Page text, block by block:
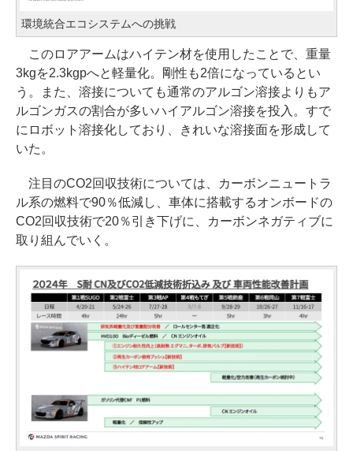
環境統合エコシステムへの挑戦
このロアアームはハイテン材を使用したことで、重量
3kgを2.3kgpへと軽量化。剛性も2倍になっているとい
う。また、溶接についても通常のアルゴン溶接よりもア
ルゴンガスの割合が多いハイアルゴン溶接を投入。すで
にロボット溶接化しており、きれいな溶接面を形成して
いた。
注目のCO2回収技術については、カーボンニュートラ
ル系の燃料で90％低減し、車体に搭載するオンボードの
CO2回収技術で20％引き下げに、カーボンネガティブに
取り組んでいく。